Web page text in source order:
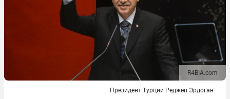
R4BIA.com
Президент Турции Реджеп Эрдоган